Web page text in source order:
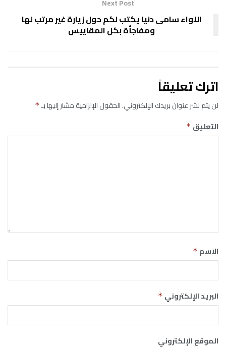
Next Post
اللواء سامى دنيا يكتب لكم حول زيارة غير مرتب لها
ومفاجأة بكل المقاييس
اترك تعليقاً
لن يتم نشر عنوان بريدك الإلكتروني.الحقول الإلزامية مشار إليها بـ*
التعليق *
الاسم *
البريد الإلكتروني *
الموقع الإلكتروني